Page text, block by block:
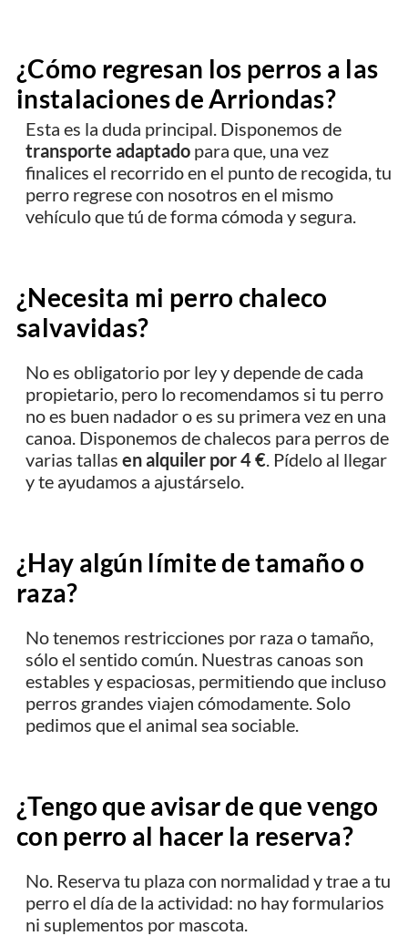
¿Cómo regresan los perros a las
instalaciones de Arriondas?
Esta es la duda principal. Disponemos de
transporte adaptado para que, una vez
finalices el recorrido en el punto de recogida, tu
perro regrese con nosotros en el mismo
vehículo que tú de forma cómoda y segura.
¿Necesita mi perro chaleco
salvavidas?
No es obligatorio por ley y depende de cada
propietario, pero lo recomendamos si tu perro
no es buen nadador o es su primera vez en una
canoa. Disponemos de chalecos para perros de
varias tallas en alquiler por 4 €. Pídelo al llegar
y te ayudamos a ajustárselo.
¿Hay algún límite de tamaño o
raza?
No tenemos restricciones por raza o tamaño,
sólo el sentido común. Nuestras canoas son
estables y espaciosas, permitiendo que incluso
perros grandes viajen cómodamente. Solo
pedimos que el animal sea sociable.
¿Tengo que avisar de que vengo
con perro al hacer la reserva?
No. Reserva tu plaza con normalidad y trae a tu
perro el día de la actividad: no hay formularios
ni suplementos por mascota.